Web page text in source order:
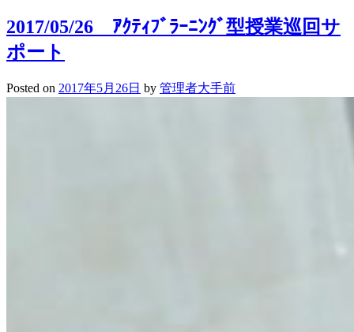
高
3
ハ
イ
2017/05/26 ｱｸﾃｨﾌﾞﾗｰﾆﾝｸﾞ型授業巡回サ
ポート
Posted on 2017年5月26日 by 管理者大手前